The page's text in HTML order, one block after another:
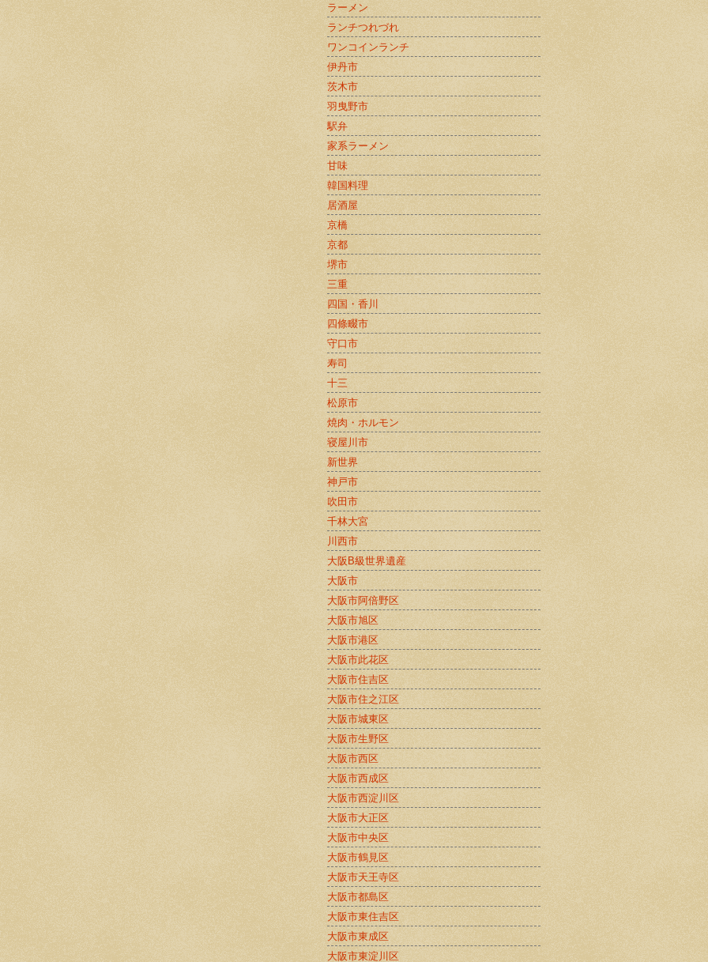
ラーメン
ランチつれづれ
ワンコインランチ
伊丹市
茨木市
羽曳野市
駅弁
家系ラーメン
甘味
韓国料理
居酒屋
京橋
京都
堺市
三重
四国・香川
四條畷市
守口市
寿司
十三
松原市
焼肉・ホルモン
寝屋川市
新世界
神戸市
吹田市
千林大宮
川西市
大阪B級世界遺産
大阪市
大阪市阿倍野区
大阪市旭区
大阪市港区
大阪市此花区
大阪市住吉区
大阪市住之江区
大阪市城東区
大阪市生野区
大阪市西区
大阪市西成区
大阪市西淀川区
大阪市大正区
大阪市中央区
大阪市鶴見区
大阪市天王寺区
大阪市都島区
大阪市東住吉区
大阪市東成区
大阪市東淀川区